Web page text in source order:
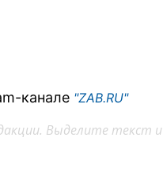
канале "ZAB.RU"
Выделите текст и